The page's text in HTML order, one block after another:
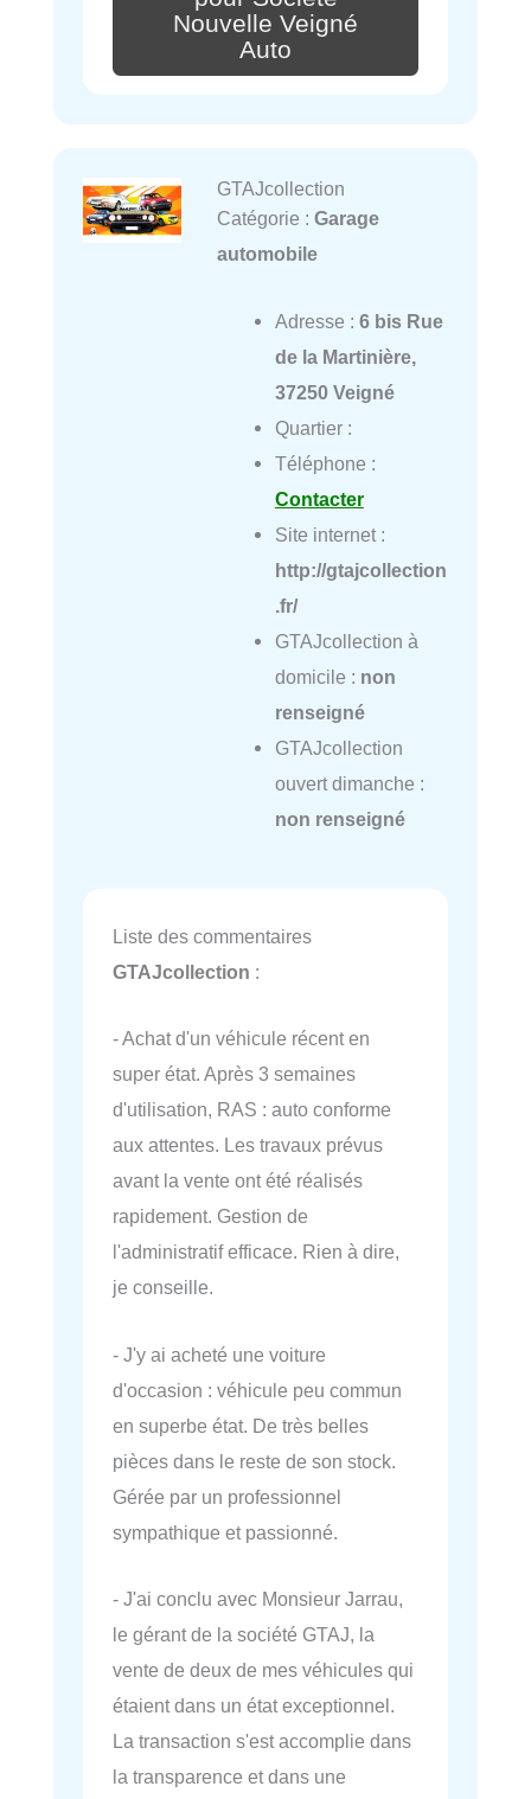
Nouvelle Veigné
Auto
GTAJcollection
Catégorie : Garage
automobile
Adresse : 6 bis Rue
de la Martinière,
37250 Veigné
Quartier :
Téléphone :
Contacter
Site internet :
http://gtajcollection
.fr/
GTAJcollection à
domicile : non
renseigné
GTAJcollection
ouvert dimanche :
non renseigné
Liste des commentaires
GTAJcollection :
- Achat d'un véhicule récent en
super état. Après 3 semaines
d'utilisation, RAS : auto conforme
aux attentes. Les travaux prévus
avant la vente ont été réalisés
rapidement. Gestion de
l'administratif efficace. Rien à dire,
je conseille.
- J'y ai acheté une voiture
d'occasion : véhicule peu commun
en superbe état. De très belles
pièces dans le reste de son stock.
Gérée par un professionnel
sympathique et passionné.
- J'ai conclu avec Monsieur Jarrau,
le gérant de la société GTAJ, la
vente de deux de mes véhicules qui
étaient dans un état exceptionnel.
La transaction s'est accomplie dans
la transparence et dans une